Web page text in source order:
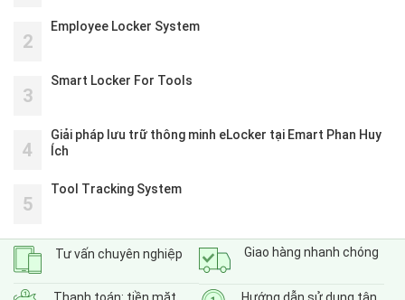
2
Employee Locker System
3
Smart Locker For Tools
4
Giải pháp lưu trữ thông minh eLocker tại Emart Phan Huy
Ích
5
Tool Tracking System
Tư vấn chuyên nghiệp Giao hàng nhanh chóng